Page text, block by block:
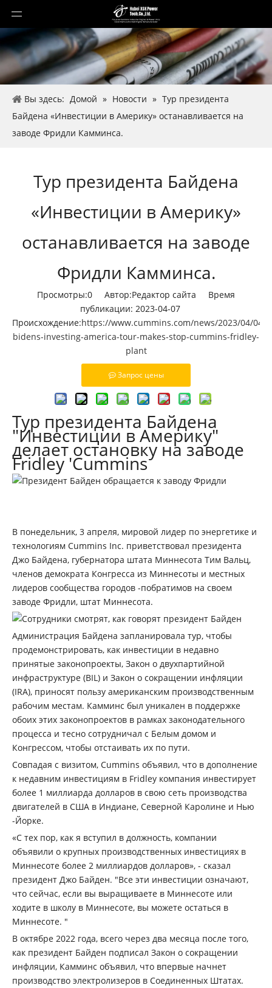
Вы здесь: Домой » Новости » Тур президента
Байдена «Инвестиции в Америку» останавливается на
заводе Фридли Камминса.
Тур президента Байдена
«Инвестиции в Америку»
останавливается на заводе
Фридли Камминса.
Просмотры:0 Автор:Pедактор сайта Время
публикации: 2023-04-07
Происхождение:https://www.cummins.com/news/2023/04/04/
bidens-investing-america-tour-makes-stop-cummins-fridley-
plant
Запрос цены
Тур президента Байдена
"Инвестиции в Америку"
делает остановку на заводе
Fridley 'Cummins
В понедельник, 3 апреля, мировой лидер по энергетике и
технологиям Cummins Inc. приветствовал президента
Джо Байдена, губернатора штата Миннесота Тим Вальц,
членов демократа Конгресса из Миннесоты и местных
лидеров сообщества городов -побратимов на своем
заводе Фридли, штат Миннесота.
Администрация Байдена запланировала тур, чтобы
продемонстрировать, как инвестиции в недавно
принятые законопроекты, Закон о двухпартийной
инфраструктуре (BIL) и Закон о сокращении инфляции
(IRA), приносят пользу американским производственным
рабочим местам. Камминс был уникален в поддержке
обоих этих законопроектов в рамках законодательного
процесса и тесно сотрудничал с Белым домом и
Конгрессом, чтобы отстаивать их по пути.
Совпадая с визитом, Cummins объявил, что в дополнение
к недавним инвестициям в Fridley компания инвестирует
более 1 миллиарда долларов в свою сеть производства
двигателей в США в Индиане, Северной Каролине и Нью
-Йорке.
«С тех пор, как я вступил в должность, компании
объявили о крупных производственных инвестициях в
Миннесоте более 2 миллиардов долларов», - сказал
президент Джо Байден. "Все эти инвестиции означают,
что сейчас, если вы выращиваете в Миннесоте или
ходите в школу в Миннесоте, вы можете остаться в
Миннесоте. "
В октябре 2022 года, всего через два месяца после того,
как президент Байден подписал Закон о сокращении
инфляции, Камминс объявил, что впервые начнет
производство электролизеров в Соединенных Штатах.